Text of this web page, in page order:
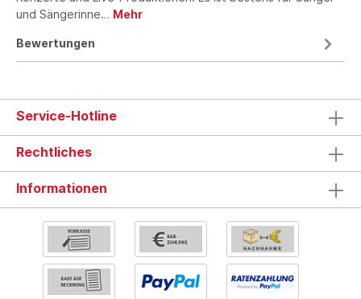
und Sängerinne… Mehr
Bewertungen
Service-Hotline
Rechtliches
Informationen